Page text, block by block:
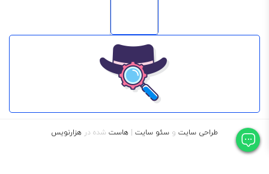
طراحی سایت و سئو سایت | هاست شده در هزارنویس